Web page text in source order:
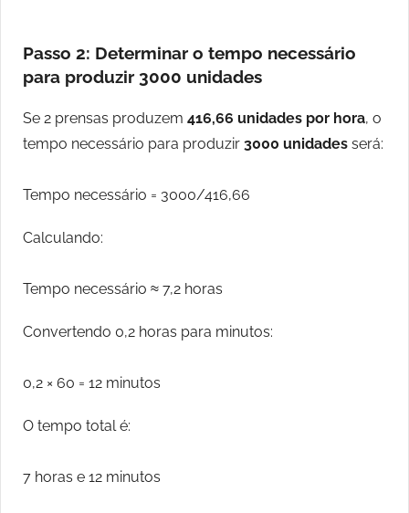
Passo 2: Determinar o tempo necessário
para produzir 3000 unidades
Se 2 prensas produzem 416,66 unidades por hora, o
tempo necessário para produzir 3000 unidades será:
Tempo necessário = 3000/416,66
Calculando:
Tempo necessário ≈ 7,2 horas
Convertendo 0,2 horas para minutos:
0,2 × 60 = 12 minutos
O tempo total é:
7 horas e 12 minutos